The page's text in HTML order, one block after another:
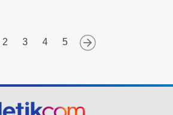
2 3 4 5